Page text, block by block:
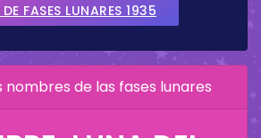
FASES LUNARES 1935
nombres de las fases lunares